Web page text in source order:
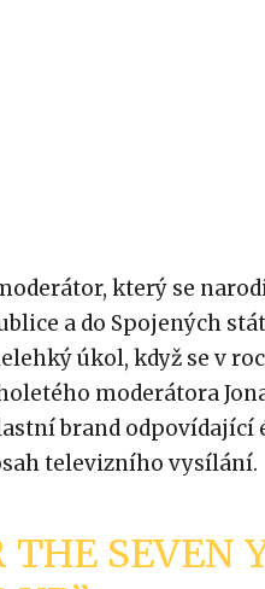
který se
a do Spojených
úkol, když se v
moderátora
brand odpovídající
televizního vysílání.
THE SEVEN